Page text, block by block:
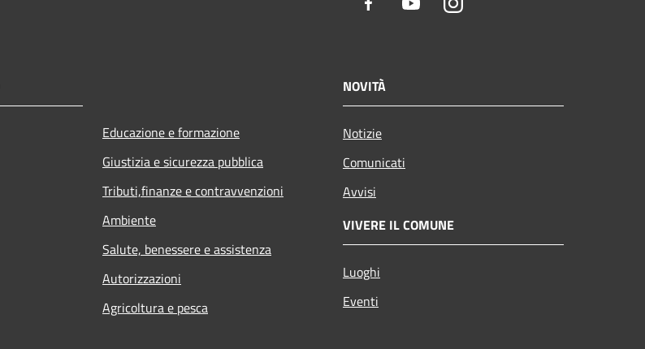
Educazione e formazione
Giustizia e sicurezza pubblica
Tributi,finanze e contravvenzioni
Ambiente
Salute, benessere e assistenza
Autorizzazioni
Agricoltura e pesca
NOVITÀ
Notizie
Comunicati
Avvisi
VIVERE IL COMUNE
Luoghi
Eventi